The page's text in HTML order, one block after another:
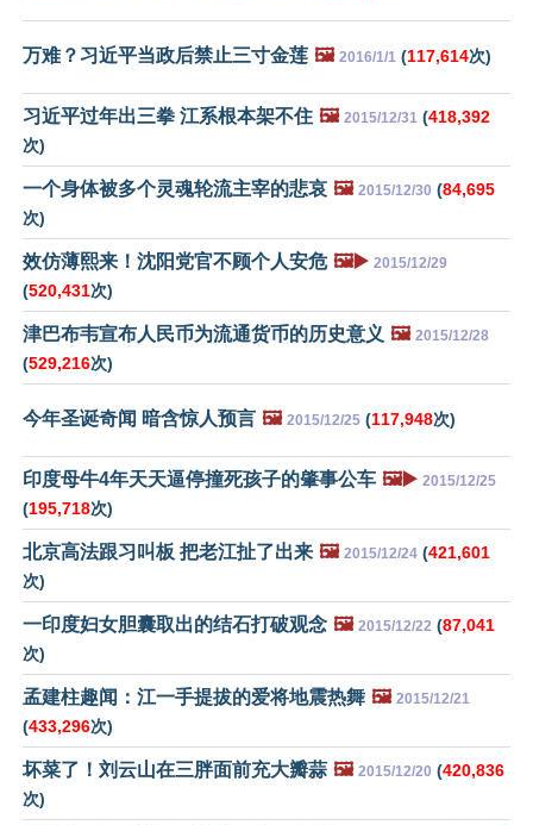
万难？习近平当政后禁止三寸金莲 🖼️ 2016/1/1 (117,614次)
习近平过年出三拳 江系根本架不住 🖼️ 2015/12/31 (418,392
次)
一个身体被多个灵魂轮流主宰的悲哀 🖼️ 2015/12/30 (84,695
次)
效仿薄熙来！沈阳党官不顾个人安危 🖼️▶️ 2015/12/29
(520,431次)
津巴布韦宣布人民币为流通货币的历史意义 🖼️ 2015/12/28
(529,216次)
今年圣诞奇闻 暗含惊人预言 🖼️ 2015/12/25 (117,948次)
印度母牛4年天天逼停撞死孩子的肇事公车 🖼️▶️ 2015/12/25
(195,718次)
北京高法跟习叫板 把老江扯了出来 🖼️ 2015/12/24 (421,601
次)
一印度妇女胆囊取出的结石打破观念 🖼️ 2015/12/22 (87,041
次)
孟建柱趣闻：江一手提拔的爱将地震热舞 🖼️ 2015/12/21
(433,296次)
坏菜了！刘云山在三胖面前充大瓣蒜 🖼️ 2015/12/20 (420,836
次)